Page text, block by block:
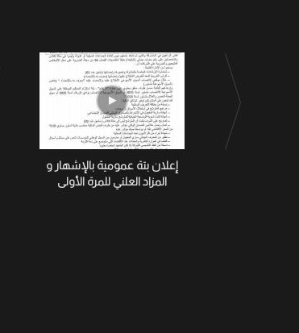
إعلان بتة عمومية بالإشهار و
المزاد العلني للمرة الأولى